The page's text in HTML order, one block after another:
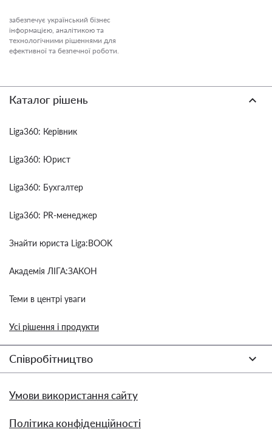
забезпечує український бізнес
інформацією, аналітикою та
технологічними рішеннями для
ефективної та безпечної роботи.
Каталог рішень
Liga360: Керівник
Liga360: Юрист
Liga360: Бухгалтер
Liga360: PR-менеджер
Знайти юриста Liga:BOOK
Академія ЛІГА:ЗАКОН
Теми в центрі уваги
Усі рішення і продукти
Співробітництво
Умови використання сайту
Політика конфіденційності